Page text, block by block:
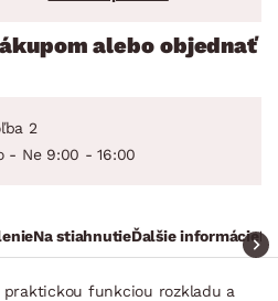
alebo objednať
2
- Ne 9:00 - 16:00
Na stiahnutieĎalšie informácie
praktickou funkciou rozkladu a